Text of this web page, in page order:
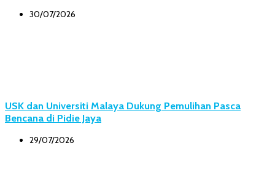
30/07/2026
USK dan Universiti Malaya Dukung Pemulihan Pasca
Bencana di Pidie Jaya
29/07/2026